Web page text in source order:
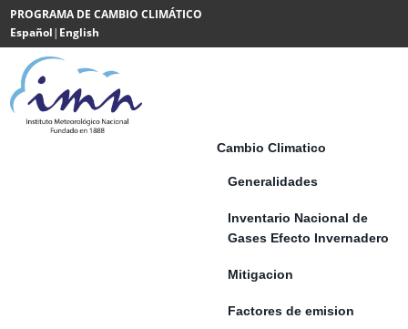
Saltar al contenido
PROGRAMA DE CAMBIO CLIMÁTICO
Español| English
Powered
by
Translate
Cambio Climatico
Generalidades
Inventario Nacional de
Gases Efecto Invernadero
Mitigacion
Factores de emision